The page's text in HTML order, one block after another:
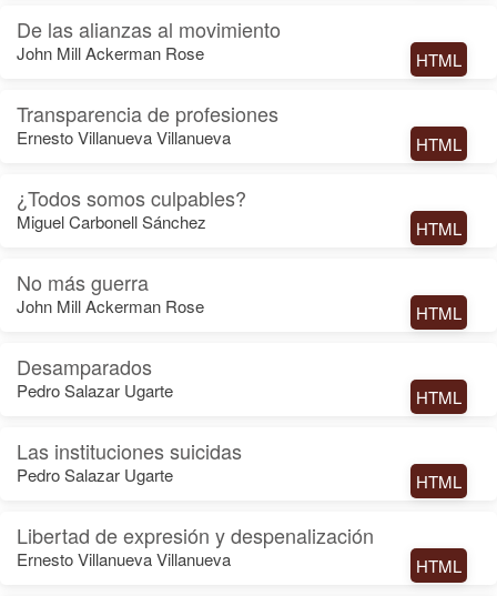
De las alianzas al movimiento
John Mill Ackerman Rose HTML
Transparencia de profesiones
Ernesto Villanueva Villanueva HTML
¿Todos somos culpables?
Miguel Carbonell Sánchez HTML
No más guerra
John Mill Ackerman Rose HTML
Desamparados
Pedro Salazar Ugarte HTML
Las instituciones suicidas
Pedro Salazar Ugarte HTML
Libertad de expresión y despenalización
Ernesto Villanueva Villanueva HTML